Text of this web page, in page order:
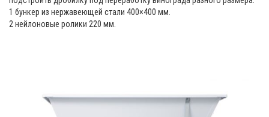
1 бункер из нержавеющей стали 400×400 мм.
2 нейлоновые ролики 220 мм.